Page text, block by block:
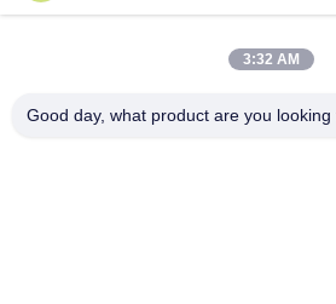
3:32 AM
Good day, what product are you looking